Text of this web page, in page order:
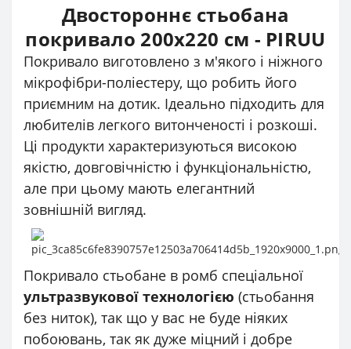
Двостороннє стьобана
покривало 200x220 см - PIRUU
Покривало виготовлено з м'якого і ніжного
мікрофібри-поліестеру, що робить його
приємним на дотик. Ідеально підходить для
любителів легкого витонченості і розкоші.
Ці продукти характеризуються високою
якістю, довговічністю і функціональністю,
але при цьому мають елегантний
зовнішній вигляд.
Покривало стьобане в ромб спеціальної
ультразвукової технологією (стьобання
без ниток), так що у вас не буде ніяких
побоювань, так як дуже міцний і добре